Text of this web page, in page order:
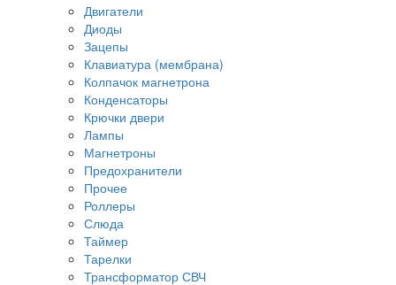
Двигатели
Диоды
Зацепы
Клавиатура (мембрана)
Колпачок магнетрона
Конденсаторы
Крючки двери
Лампы
Магнетроны
Предохранители
Прочее
Роллеры
Слюда
Таймер
Тарелки
Трансформатор СВЧ